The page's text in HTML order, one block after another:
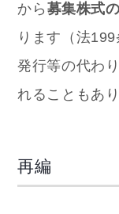
から 募集株式
ります（法
発行等の代わ
れることもあ
再編